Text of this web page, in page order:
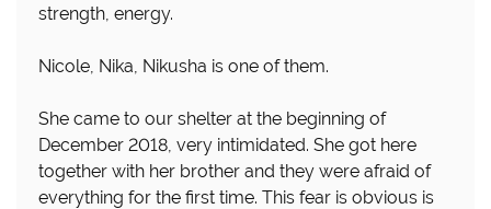
strength, energy.
Nicole, Nika, Nikusha is one of them.
She came to our shelter at the beginning of
December 2018, very intimidated. She got here
together with her brother and they were afraid of
everything for the first time. This fear is obvious is